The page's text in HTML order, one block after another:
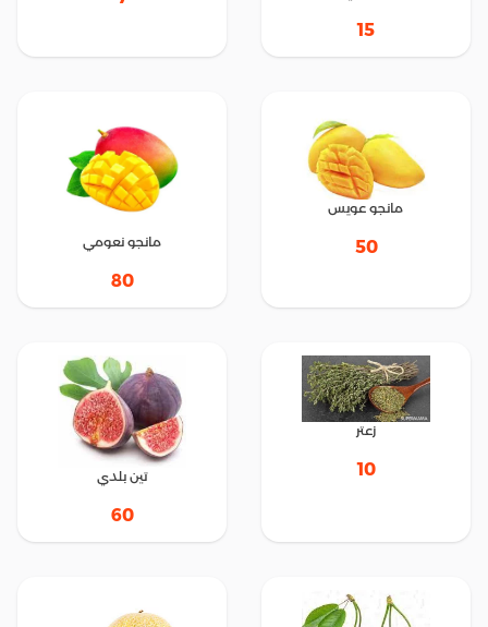
15
مانجو عويس
50 مانجو نعومي
80
زعتر
10 تين بلدي
60